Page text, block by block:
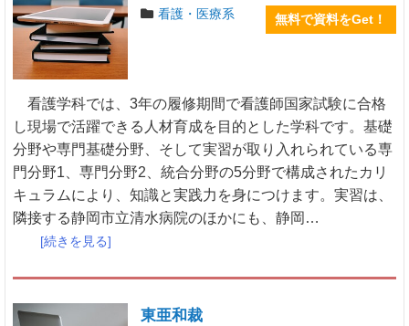
看護・医療系 無料で資料をGet！
看護学科では、3年の履修期間で看護師国家試験に合格
し現場で活躍できる人材育成を目的とした学科です。基礎
分野や専門基礎分野、そして実習が取り入れられている専
門分野1、専門分野2、統合分野の5分野で構成されたカリ
キュラムにより、知識と実践力を身につけます。実習は、
隣接する静岡市立清水病院のほかにも、静岡…
[続きを見る]
東亜和裁